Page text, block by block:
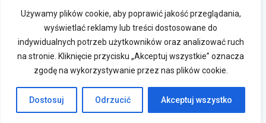
Używamy plików cookie, aby poprawić jakość przeglądania,
wyświetlać reklamy lub treści dostosowane do
indywidualnych potrzeb użytkowników oraz analizować ruch
na stronie. Kliknięcie przycisku „Akceptuj wszystkie” oznacza
zgodę na wykorzystywanie przez nas plików cookie.
Dostosuj Odrzucić Akceptuj wszystko